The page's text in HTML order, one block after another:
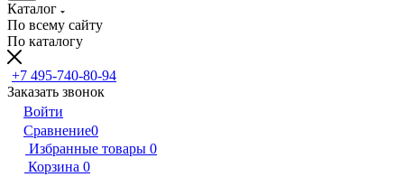
Каталог
По всему сайту
По каталогу
+7 495-740-80-94
Заказать звонок
Войти
Сравнение0
Избранные товары 0
Корзина 0